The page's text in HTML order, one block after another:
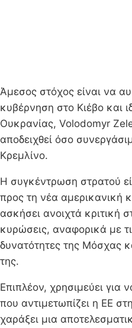
Άμεσος στόχος είναι να
κυβέρνηση στο Κιέβο και
Ουκρανίας, Volodomyr
αποδειχθεί όσο
Κρεμλίνο.
Η συγκέντρωση στρατού
προς τη νέα αμερικανική
ασκήσει ανοιχτά κριτική
κυρώσεις, αναφορικά με
δυνατότητες της Μόσχας
της.
Επιπλέον, χρησιμεύει για
που αντιμετωπίζει η ΕΕ
χαράξει μια